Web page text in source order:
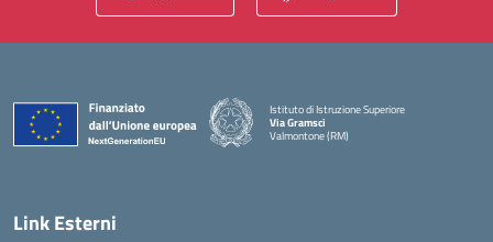
Istituto di Istruzione Superiore
Via Gramsci
Valmontone (RM)
Link Esterni